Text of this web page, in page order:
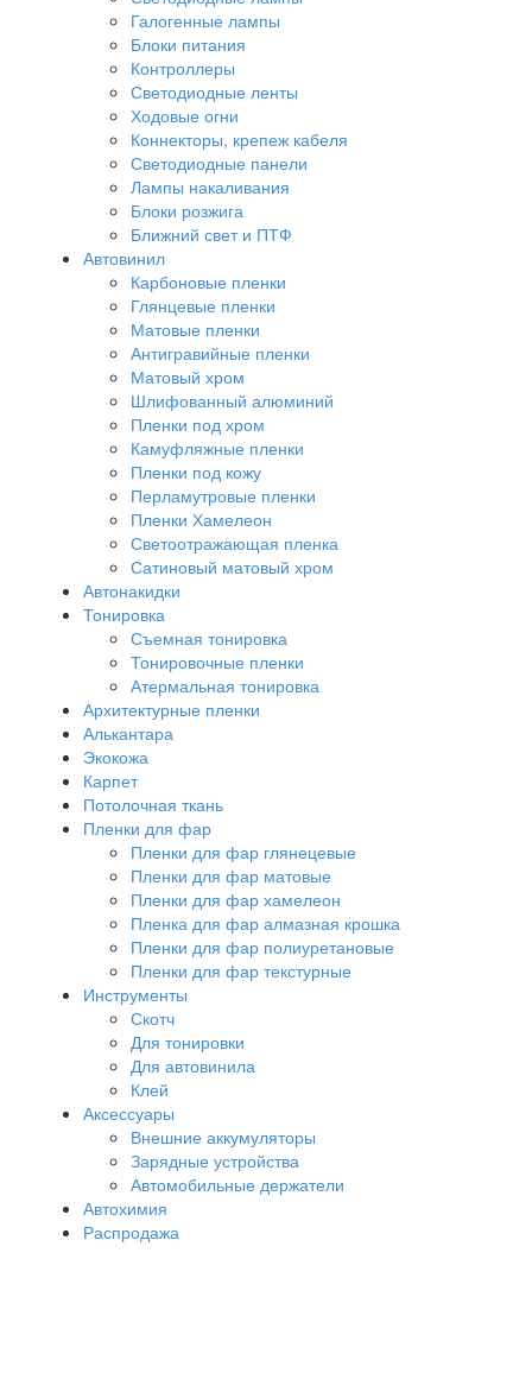
Галогенные лампы
Блоки питания
Контроллеры
Светодиодные ленты
Ходовые огни
Коннекторы, крепеж кабеля
Светодиодные панели
Лампы накаливания
Блоки розжига
Ближний свет и ПТФ
Автовинил
Карбоновые пленки
Глянцевые пленки
Матовые пленки
Антигравийные пленки
Матовый хром
Шлифованный алюминий
Пленки под хром
Камуфляжные пленки
Пленки под кожу
Перламутровые пленки
Пленки Хамелеон
Светоотражающая пленка
Сатиновый матовый хром
Автонакидки
Тонировка
Съемная тонировка
Тонировочные пленки
Атермальная тонировка
Архитектурные пленки
Алькантара
Экокожа
Карпет
Потолочная ткань
Пленки для фар
Пленки для фар глянецевые
Пленки для фар матовые
Пленки для фар хамелеон
Пленка для фар алмазная крошка
Пленки для фар полиуретановые
Пленки для фар текстурные
Инструменты
Скотч
Для тонировки
Для автовинила
Клей
Аксессуары
Внешние аккумуляторы
Зарядные устройства
Автомобильные держатели
Автохимия
Распродажа